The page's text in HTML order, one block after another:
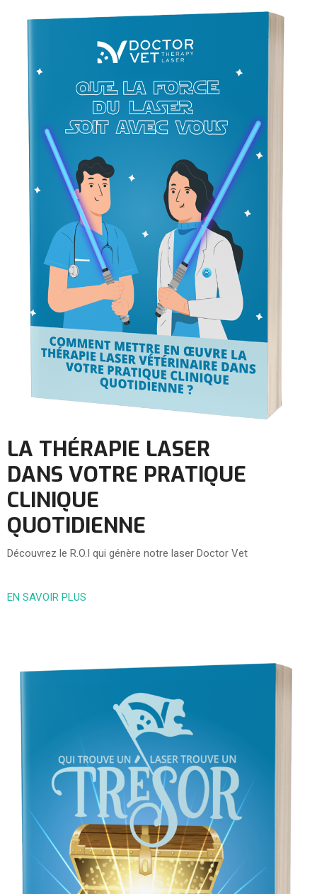
LA THÉRAPIE LASER
DANS VOTRE PRATIQUE
CLINIQUE
QUOTIDIENNE
Découvrez le R.O.I qui génère notre laser Doctor Vet
EN SAVOIR PLUS